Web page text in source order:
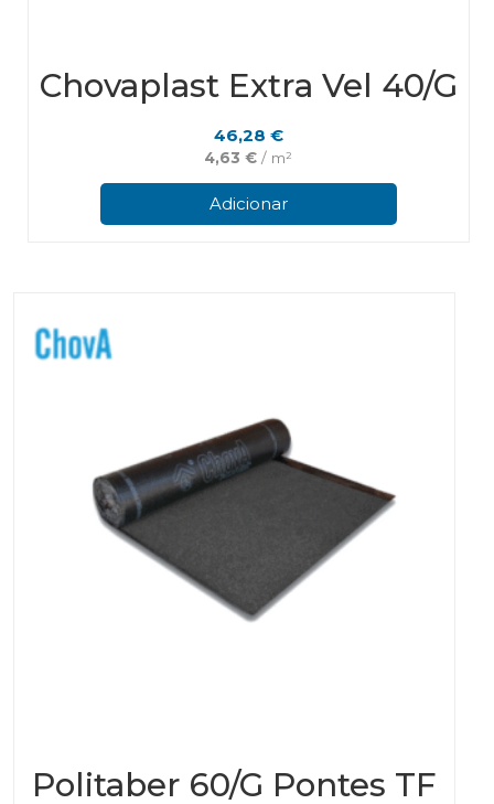
Chovaplast Extra Vel 40/G
46,28 €
4,63€ / m²
Adicionar
Politaber 60/G Pontes TF